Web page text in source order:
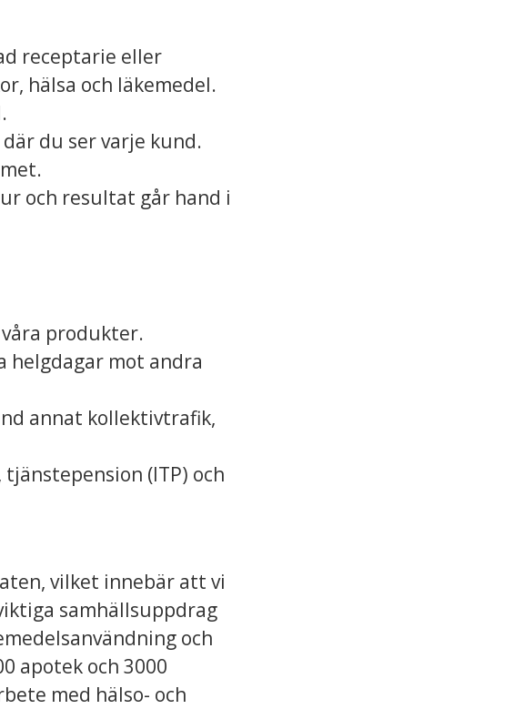
receptarie eller
hälsa och läkemedel.
du ser varje kund.
och resultat går hand i
produkter.
helgdagar mot andra
annat kollektivtrafik,
(ITP) och
vilket innebär att vi
samhällsuppdrag
och
apotek och 3000
med hälso- och